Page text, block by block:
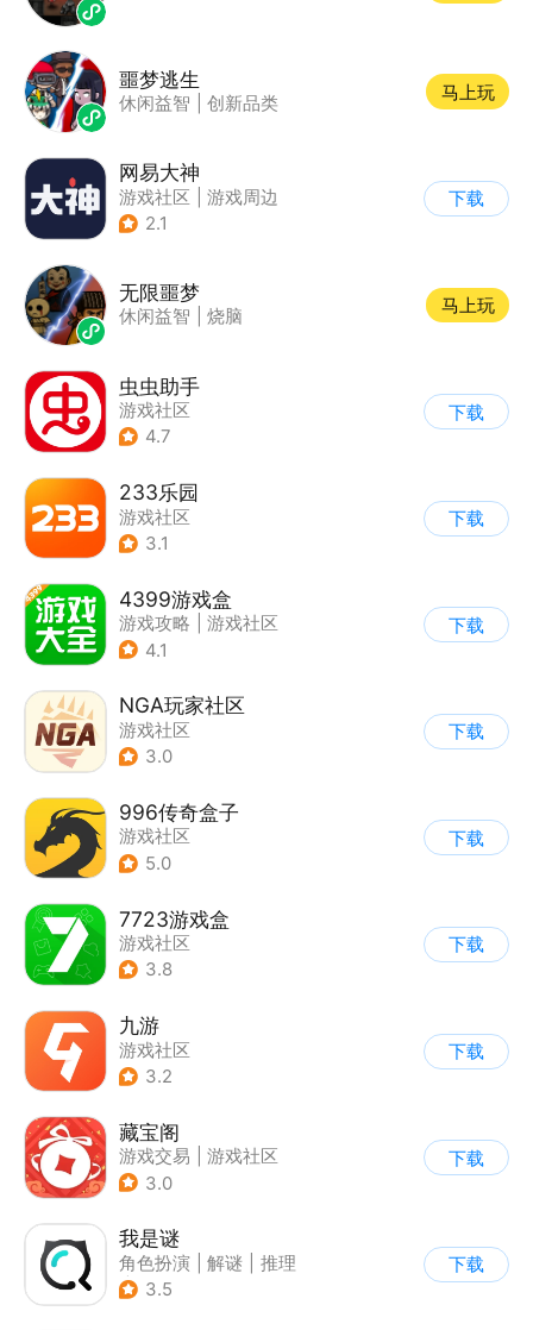
噩梦逃生
休闲益智 创新品类
马上玩
网易大神
游戏社区
游戏周边
2.1
下载
无限噩梦
休闲益智 烧脑
马上玩
虫虫助手
游戏社区
4.7
下载
233乐园
游戏社区
3.1
下载
4399游戏盒
游戏攻略
游戏社区
4.1
下载
NGA玩家社区
游戏社区
3.0
下载
996传奇盒子
游戏社区
5.0
下载
7723游戏盒
游戏社区
3.8
下载
九游
游戏社区
3.2
下载
藏宝阁
游戏交易
游戏社区
3.0
下载
我是谜
角色扮演 解谜
推理
| 文字游戏
3.5
下载